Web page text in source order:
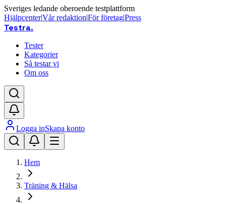
Sveriges ledande oberoende testplattform
Hjälpcenter|Vår redaktion|För företag|Press
Testra.
Tester
Kategorier
Så testar vi
Om oss
Logga inSkapa konto
Hem
Träning & Hälsa